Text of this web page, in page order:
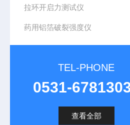
拉环开启力测试仪
药用铝箔破裂强度仪
TEL-PHONE
0531-
查看全部